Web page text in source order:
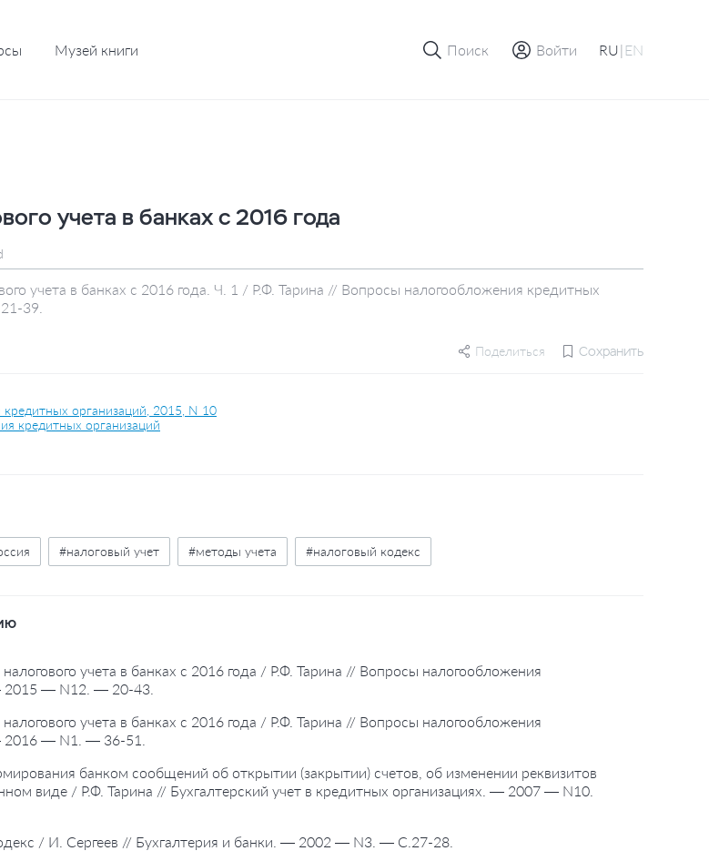
Музей книги Поиск Войти RU| EN
учета в банках с 2016 года
учета в банках с 2016 года. Ч. 1 / Р.Ф. Тарина // Вопросы налогообложения кредитных
39.
Поделиться Сохранить
организаций, 2015, N 10
кредитных организаций
#налоговый учет #методы учета #налоговый кодекс
учета в банках с 2016 года / Р.Ф. Тарина // Вопросы налогообложения
2015 — N12. — 20-43.
учета в банках с 2016 года / Р.Ф. Тарина // Вопросы налогообложения
2016 — N1. — 36-51.
банком сообщений об открытии (закрытии) счетов, об изменении реквизитов
виде / Р.Ф. Тарина // Бухгалтерский учет в кредитных организациях. — 2007 — N10.
/ И. Сергеев // Бухгалтерия и банки. — 2002 — N3. — С.27-28.